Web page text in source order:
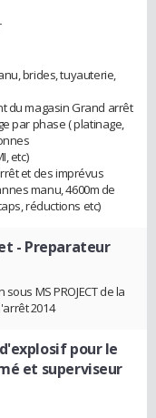
brides, tuyauterie,
du magasin Grand arrêt
par phase ( platinage,
etc)
et des imprévus
manu, 4600m de
réductions etc)
- Preparateur
MS PROJECT de la
2014
d'explosif pour le
et superviseur